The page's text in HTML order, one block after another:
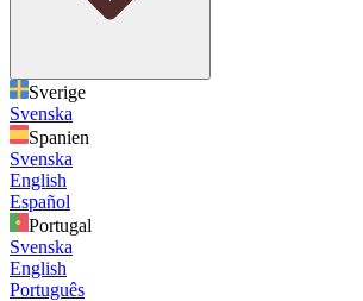
Sverige
Svenska
Spanien
Svenska
English
Español
Portugal
Svenska
English
Português